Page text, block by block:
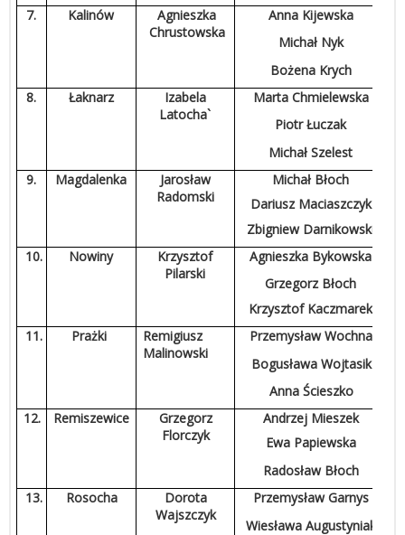
7.
Kalinów
Agnieszka
Chrustowska
Anna Kijewska
Michał Nyk
Bożena Krych
8.
Łaknarz
Izabela
Latocha`
Marta Chmielewska
Piotr Łuczak
Michał Szelest
9.
Magdalenka
Jarosław
Radomski
Michał Błoch
Dariusz Maciaszczyk
Zbigniew Darnikowski
10.
Nowiny
Krzysztof
Pilarski
Agnieszka Bykowska
Grzegorz Błoch
Krzysztof Kaczmarek
11.
Prażki
Remigiusz
Malinowski
Przemysław Wochna
Bogusława Wojtasik
Anna Ścieszko
12.
Remiszewice
Grzegorz
Florczyk
Andrzej Mieszek
Ewa Papiewska
Radosław Błoch
13.
Rosocha
Dorota
Wajszczyk
Przemysław Garnys
Wiesława Augustyniak